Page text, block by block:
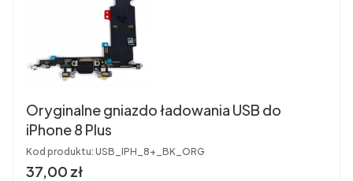
Oryginalne gniazdo ładowania USB do
iPhone 8 Plus
Kod produktu: USB_IPH_8+_BK_ORG
Cena
37,00 zł